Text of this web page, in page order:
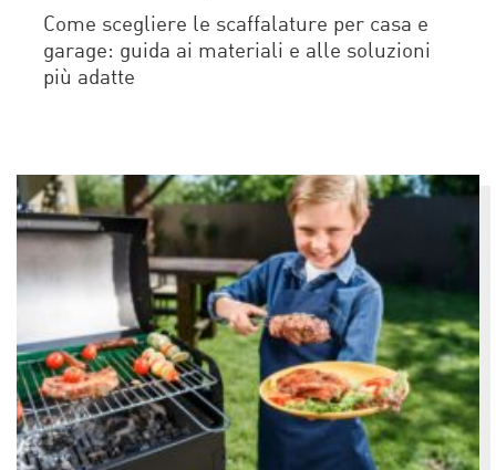
Come scegliere le scaffalature per casa e
garage: guida ai materiali e alle soluzioni
più adatte